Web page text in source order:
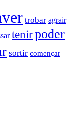
trobar agrair
tenirpoder
sortir començar